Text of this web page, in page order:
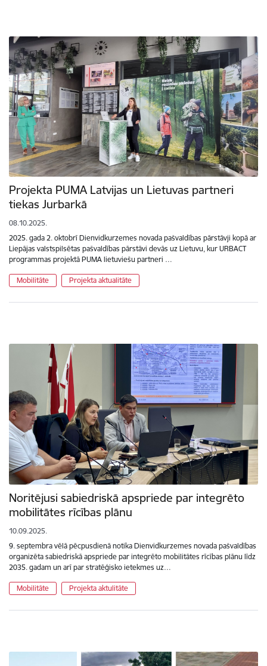
Projekta PUMA Latvijas un Lietuvas partneri
tiekas Jurbarkā
08.10.2025.
2025. gada 2. oktobrī Dienvidkurzemes novada pašvaldības pārstāvji kopā ar
Liepājas valstspilsētas pašvaldības pārstāvi devās uz Lietuvu, kur URBACT
programmas projektā PUMA lietuviešu partneri …
Mobilitāte Projekta aktualitāte
Noritējusi sabiedriskā apspriede par integrēto
mobilitātes rīcības plānu
10.09.2025.
9. septembra vēlā pēcpusdienā notika Dienvidkurzemes novada pašvaldības
organizēta sabiedriskā apspriede par integrēto mobilitātes rīcības plānu līdz
2035. gadam un arī par stratēģisko ietekmes uz…
Mobilitāte Projekta aktulitāte